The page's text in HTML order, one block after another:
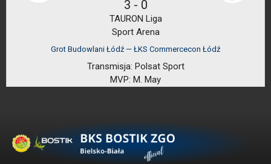
3 - 0
TAURON Liga
Sport Arena
Grot Budowlani Łódź — ŁKS Commercecon Łódź
Transmisja: Polsat Sport
MVP: M. May